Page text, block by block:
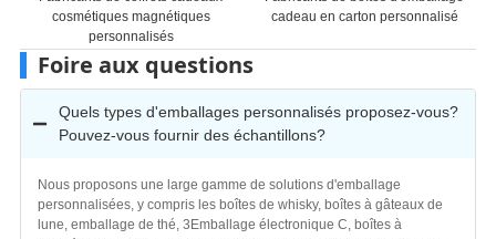
magnétiques
personnalisés
cadeau en carton personnalisé
cadeaux
Foire aux questions
Quels types d'emballages personnalisés proposez-vous?
Pouvez-vous fournir des échantillons?
Nous proposons une large gamme de solutions d'emballage
personnalisées, y compris les boîtes de whisky, boîtes à gâteaux de
lune, emballage de thé, 3Emballage électronique C, boîtes à